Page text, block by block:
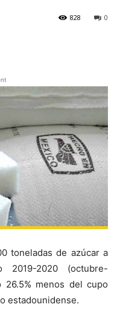
0
828
toneladas de azúcar a
2020 (octubre-
menos del cupo
estadounidense.